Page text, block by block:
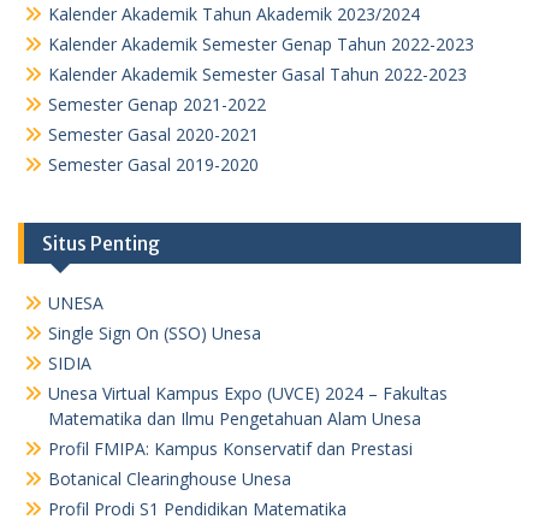
Kalender Akademik Tahun Akademik 2023/2024
Kalender Akademik Semester Genap Tahun 2022-2023
Kalender Akademik Semester Gasal Tahun 2022-2023
Semester Genap 2021-2022
Semester Gasal 2020-2021
Semester Gasal 2019-2020
Situs Penting
UNESA
Single Sign On (SSO) Unesa
SIDIA
Unesa Virtual Kampus Expo (UVCE) 2024 – Fakultas
Matematika dan Ilmu Pengetahuan Alam Unesa
Profil FMIPA: Kampus Konservatif dan Prestasi
Botanical Clearinghouse Unesa
Profil Prodi S1 Pendidikan Matematika